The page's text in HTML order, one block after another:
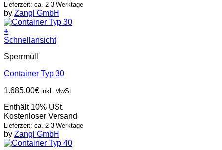
Lieferzeit: ca. 2-3 Werktage
by Zangl GmbH
+
Schnellansicht
Sperrmüll
Container Typ 30
1.685,00€ inkl. MwSt
Enthält 10% USt.
Kostenloser Versand
Lieferzeit: ca. 2-3 Werktage
by Zangl GmbH